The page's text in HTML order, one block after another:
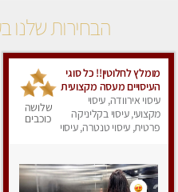
הבחירות שלנו
מומלץ לחלוטין!! כל סוגי
העיסויים מעסה מקצועית
ואיכותית פרטי!!!
עיסוי אירוודה, עיסוי
מקצועי, עיסוי בקליניקה
פרטית, עיסוי טנטרה, עיסוי
שלושה
כוכבים